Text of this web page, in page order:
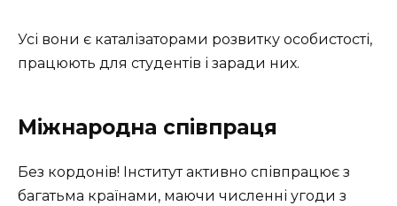
Усі вони є каталізаторами розвитку особистості,
працюють для студентів і заради них.
Міжнародна співпраця
Без кордонів! Інститут активно співпрацює з
багатьма країнами, маючи численні угоди з